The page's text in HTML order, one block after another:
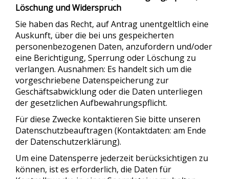
Löschung und Widerspruch
Sie haben das Recht, auf Antrag unentgeltlich eine
Auskunft, über die bei uns gespeicherten
personenbezogenen Daten, anzufordern und/oder
eine Berichtigung, Sperrung oder Löschung zu
verlangen. Ausnahmen: Es handelt sich um die
vorgeschriebene Datenspeicherung zur
Geschäftsabwicklung oder die Daten unterliegen
der gesetzlichen Aufbewahrungspflicht.
Für diese Zwecke kontaktieren Sie bitte unseren
Datenschutzbeauftragen (Kontaktdaten: am Ende
der Datenschutzerklärung).
Um eine Datensperre jederzeit berücksichtigen zu
können, ist es erforderlich, die Daten für